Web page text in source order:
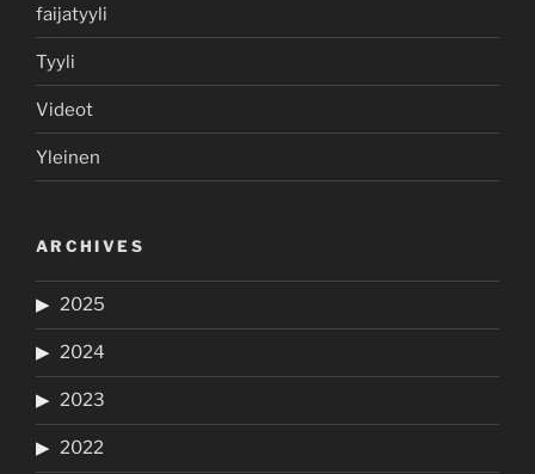
faijatyyli
Tyyli
Videot
Yleinen
ARCHIVES
2025
2024
2023
2022